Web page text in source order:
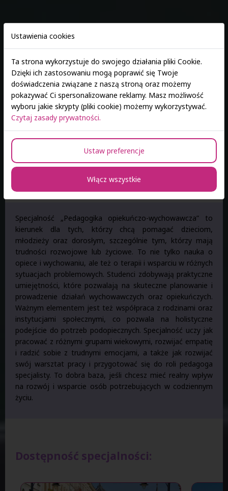
Zapisz się > E-rekrutacja
Pedagogika opiekuńczo-
wychowawcza
Specjalność realizowana w ramach
kierunku Pedagogika I stopnia
Specjalność „Pedagogika opiekuńczo-wychowawcza” to
kierunek dla tych, którzy chcą pomagać dzieciom,
młodzieży oraz dorosłym, szczególnie tym, którzy mają
trudności rozwojowe lub życiowe. To nie tylko nauka o
opiece i wychowaniu, ale też o terapii i wsparciu w różnych
sytuacjach problemowych. Studenci zdobywają praktyczne
umiejętności, które pozwalają na skuteczne planowanie i
prowadzenie działań wychowawczych oraz opiekuńczych.
Ważnym elementem jest też współpraca z rodzinami oraz
instytucjami społecznymi, co pozwala na holistyczne
podejście do potrzeb podopiecznych. Specjalność uczy jak
pracować z różnymi grupami wiekowymi, rozwijać empatię
i radzić sobie z trudnymi emocjami, a także jak rozwijać
swój warsztat pracy i przygotować się do roli pedagoga
specjalisty. To dobra baza, jeśli chcesz mieć realny wpływ
na rozwój i wsparcie osób potrzebujących w codziennym
życiu.
Dostępność specjalności:
Ustawienia cookies
Ta strona wykorzystuje do swojego działania pliki Cookie.
Dzięki ich zastosowaniu mogą poprawić się Twoje
doświadczenia związane z naszą stroną oraz możemy
pokazywać Ci spersonalizowane reklamy. Masz możliwość
wyboru jakie skrypty (pliki cookie) możemy wykorzystywać.
Czytaj zasady prywatności.
Ustaw preferencje
Włącz wszystkie